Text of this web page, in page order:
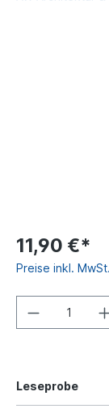
11,90 €*
Preise inkl.
Leseprobe